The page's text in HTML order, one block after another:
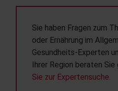
Sie haben Fragen zum
oder Ernährung im
Gesundheits-Experten
Ihrer Region beraten Sie
Sie zur Expertensuche.